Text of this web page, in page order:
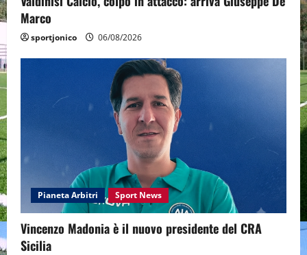
Marco
sportjonico 06/08/2026
Pianeta Arbitri Sport News
Vincenzo Madonia è il nuovo presidente del CRA
Sicilia